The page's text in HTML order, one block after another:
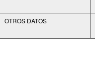
OTROS DATOS